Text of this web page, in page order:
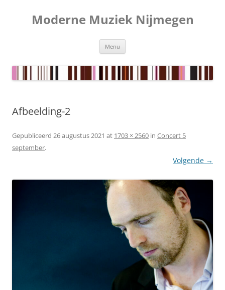
inhoudModerne Muziek Nijmegen
Menu
Afbeelding-2
Gepubliceerd 26 augustus 2021 at 1703 × 2560 in Concert 5
september.
Volgende →